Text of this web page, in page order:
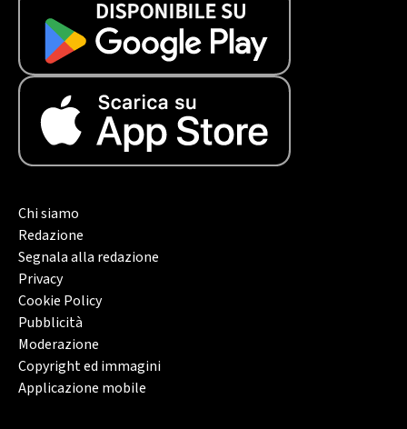
Chi siamo
Redazione
Segnala alla redazione
Privacy
Cookie Policy
Pubblicità
Moderazione
Copyright ed immagini
Applicazione mobile